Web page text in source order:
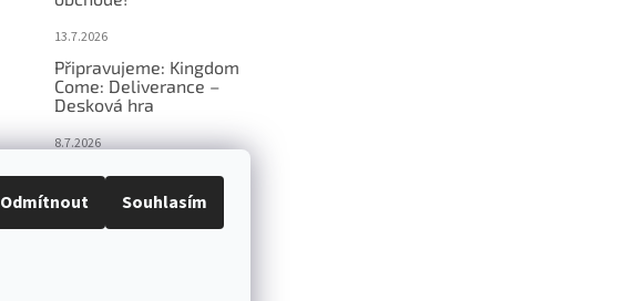
Odmítnout Souhlasím
13.7.2026
Připravujeme: Kingdom
Come: Deliverance –
Desková hra
8.7.2026
Nejlepší deskové hry:
výběr, který frčí v celém
Česku